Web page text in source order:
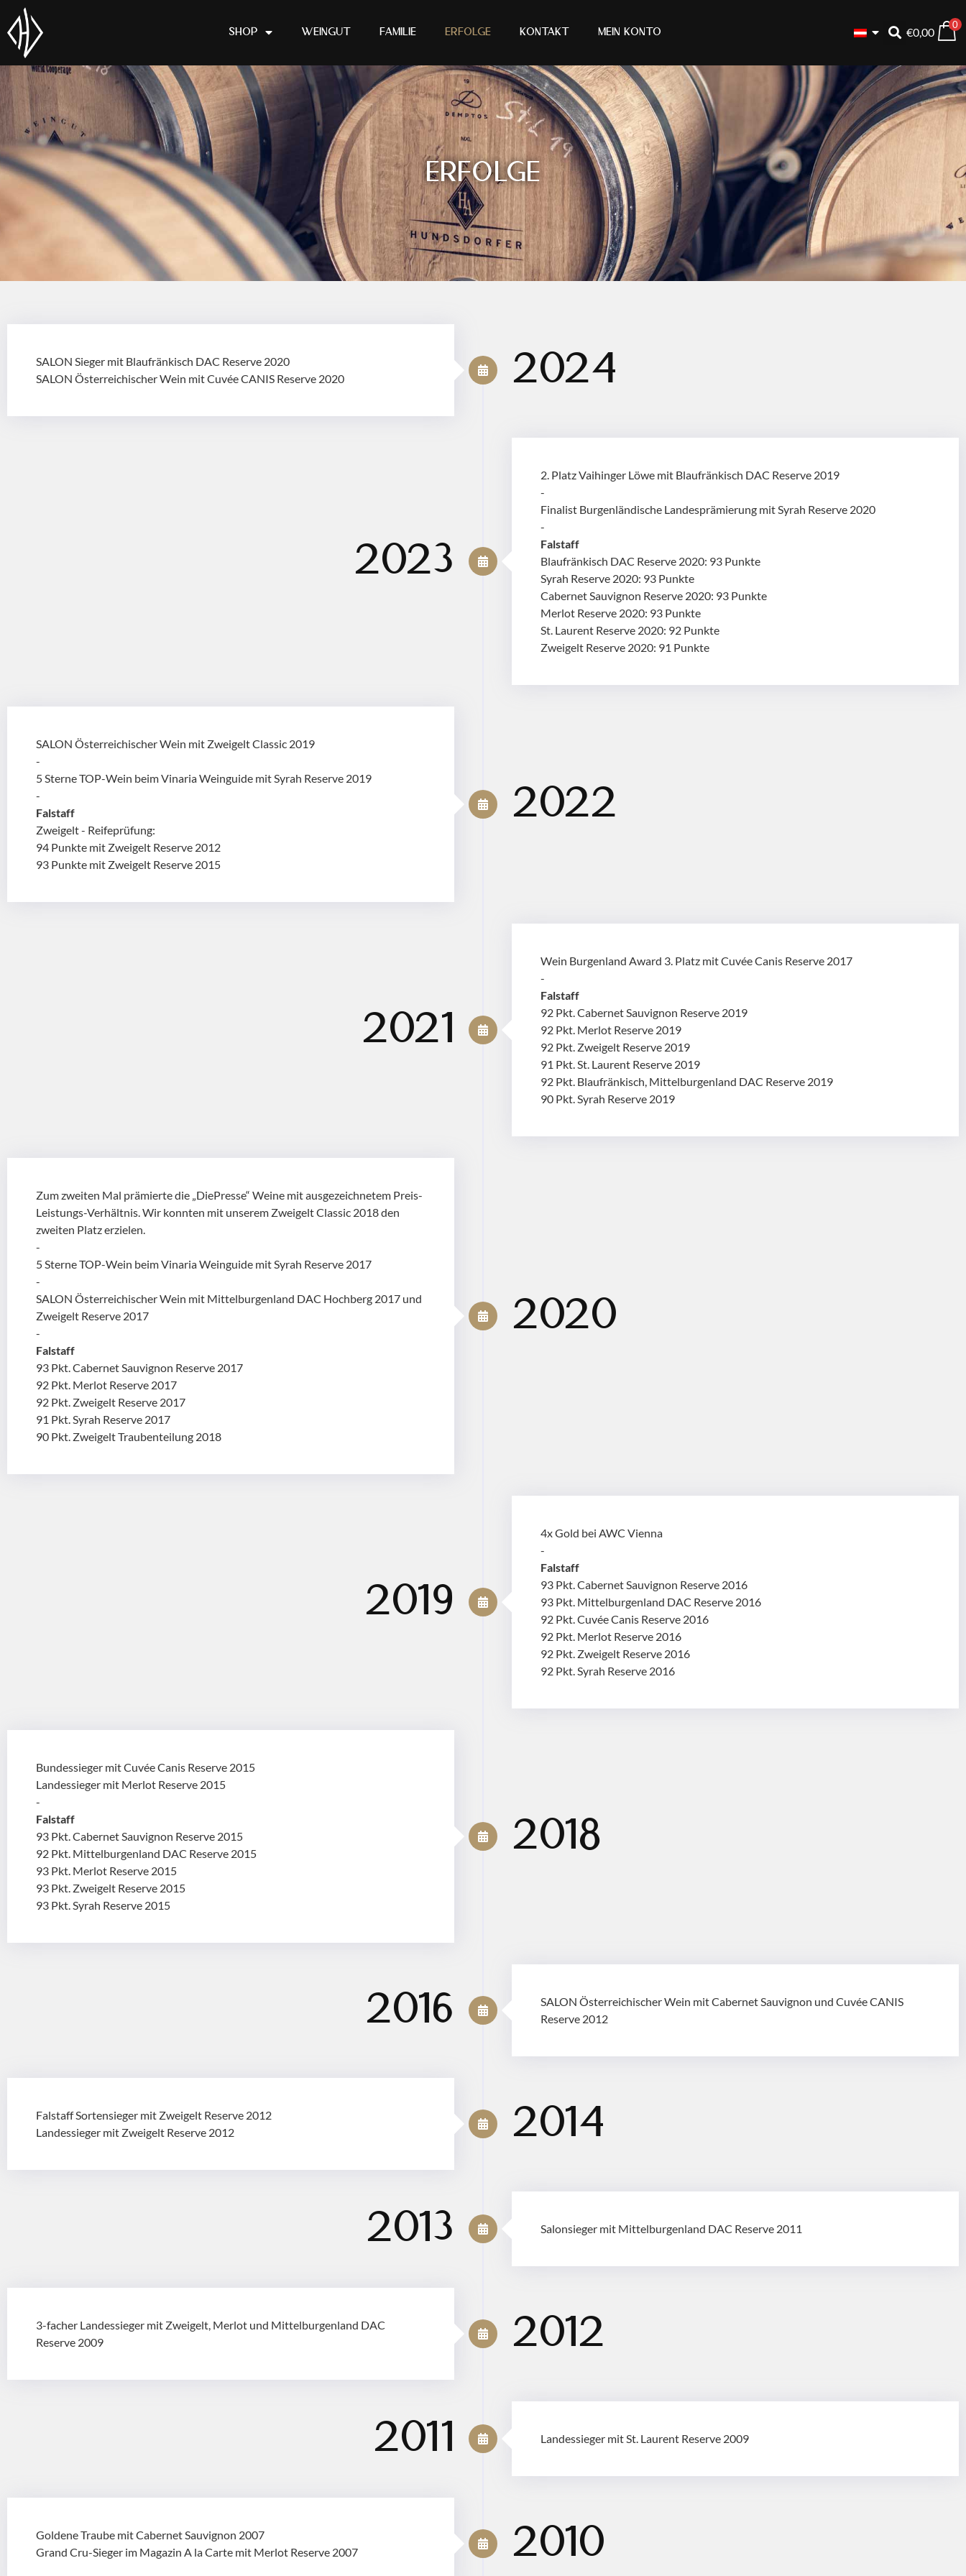
Shop Weingut Familie Erfolge Kontakt Mein Konto €0,00
0
Erfolge
SALON Sieger mit Blaufränkisch DAC Reserve 2020
SALON Österreichischer Wein mit Cuvée CANIS Reserve 2020
2024
2. Platz Vaihinger Löwe mit Blaufränkisch DAC Reserve 2019
-
Finalist Burgenländische Landesprämierung mit Syrah Reserve 2020
-
Falstaff
Blaufränkisch DAC Reserve 2020: 93 Punkte
Syrah Reserve 2020: 93 Punkte
Cabernet Sauvignon Reserve 2020: 93 Punkte
Merlot Reserve 2020: 93 Punkte
St. Laurent Reserve 2020: 92 Punkte
Zweigelt Reserve 2020: 91 Punkte
2023
SALON Österreichischer Wein mit Zweigelt Classic 2019
-
5 Sterne TOP-Wein beim Vinaria Weinguide mit Syrah Reserve 2019
-
Falstaff
Zweigelt - Reifeprüfung:
94 Punkte mit Zweigelt Reserve 2012
93 Punkte mit Zweigelt Reserve 2015
2022
Wein Burgenland Award 3. Platz mit Cuvée Canis Reserve 2017
-
Falstaff
92 Pkt. Cabernet Sauvignon Reserve 2019
92 Pkt. Merlot Reserve 2019
92 Pkt. Zweigelt Reserve 2019
91 Pkt. St. Laurent Reserve 2019
92 Pkt. Blaufränkisch, Mittelburgenland DAC Reserve 2019
90 Pkt. Syrah Reserve 2019
2021
Zum zweiten Mal prämierte die „DiePresse“ Weine mit ausgezeichnetem Preis-
Leistungs-Verhältnis. Wir konnten mit unserem Zweigelt Classic 2018 den
zweiten Platz erzielen.
-
5 Sterne TOP-Wein beim Vinaria Weinguide mit Syrah Reserve 2017
-
SALON Österreichischer Wein mit Mittelburgenland DAC Hochberg 2017 und
Zweigelt Reserve 2017
-
Falstaff
93 Pkt. Cabernet Sauvignon Reserve 2017
92 Pkt. Merlot Reserve 2017
92 Pkt. Zweigelt Reserve 2017
91 Pkt. Syrah Reserve 2017
90 Pkt. Zweigelt Traubenteilung 2018
2020
4x Gold bei AWC Vienna
-
Falstaff
93 Pkt. Cabernet Sauvignon Reserve 2016
93 Pkt. Mittelburgenland DAC Reserve 2016
92 Pkt. Cuvée Canis Reserve 2016
92 Pkt. Merlot Reserve 2016
92 Pkt. Zweigelt Reserve 2016
92 Pkt. Syrah Reserve 2016
2019
Bundessieger mit Cuvée Canis Reserve 2015
Landessieger mit Merlot Reserve 2015
-
Falstaff
93 Pkt. Cabernet Sauvignon Reserve 2015
92 Pkt. Mittelburgenland DAC Reserve 2015
93 Pkt. Merlot Reserve 2015
93 Pkt. Zweigelt Reserve 2015
93 Pkt. Syrah Reserve 2015
2018
SALON Österreichischer Wein mit Cabernet Sauvignon und Cuvée CANIS
Reserve 2012
2016
Falstaff Sortensieger mit Zweigelt Reserve 2012
Landessieger mit Zweigelt Reserve 2012
2014
Salonsieger mit Mittelburgenland DAC Reserve 2011
2013
3-facher Landessieger mit Zweigelt, Merlot und Mittelburgenland DAC
Reserve 2009
2012
Landessieger mit St. Laurent Reserve 2009
2011
Goldene Traube mit Cabernet Sauvignon 2007
Grand Cru-Sieger im Magazin A la Carte mit Merlot Reserve 2007
2010